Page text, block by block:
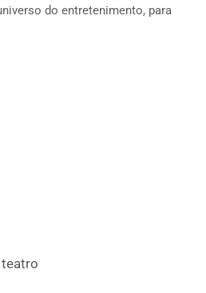
do entretenimento, para